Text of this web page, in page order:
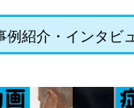
例紹介・インタビ